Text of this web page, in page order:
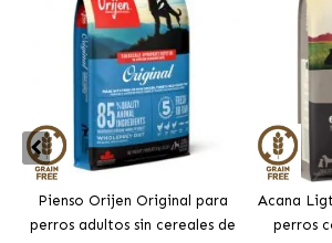
Pienso Orijen Original para
perros adultos sin cereales de
Acana
perros